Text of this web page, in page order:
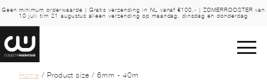
Geen minimum orderwaarde | Gratis verzending in NL vanaf €100,- | ZOMERROOSTER van
10 juli t/m 21 augustus alleen verzending op maandag, dinsdag en donderdag
Home / Product size / 6mm - 40m